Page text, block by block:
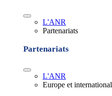
L'ANR
Partenariats
Partenariats
L'ANR
Europe et international